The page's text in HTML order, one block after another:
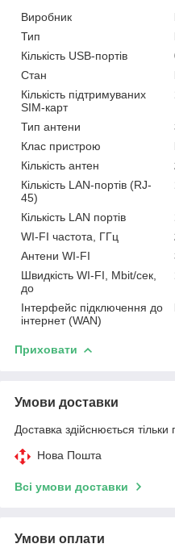
Виробник
Тип
Кількість USB-портів
Стан
Кількість підтримуваних
SIM-карт
Тип антени
Клас пристрою
Кількість антен
Кількість LAN-портів (RJ-
45)
Кількість LAN портів
WI-FI частота, ГГц
Антени WI-FI
Швидкість WI-FI, Mbit/сек,
до
Інтерфейс підключення до
інтернет (WAN)
Приховати
Умови доставки
Доставка здійснюється тільки
Нова Пошта
Всі умови доставки
Умови оплати